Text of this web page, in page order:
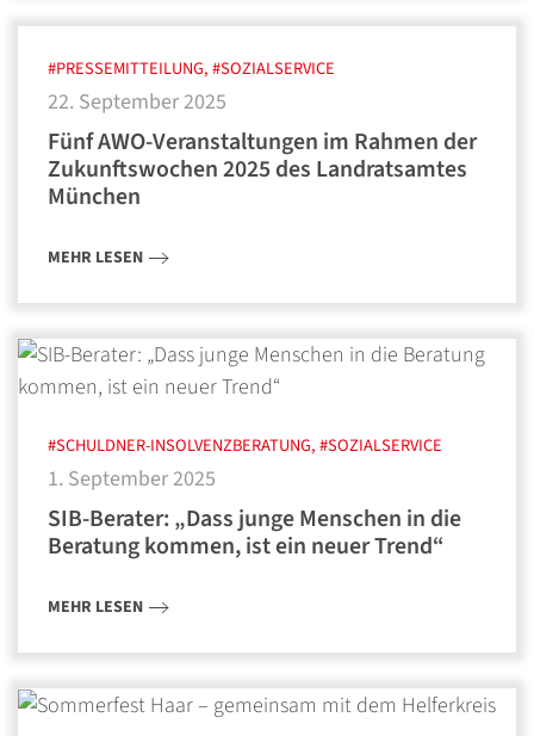
#PRESSEMITTEILUNG, #SOZIALSERVICE
22. September 2025
Fünf AWO-Veranstaltungen im Rahmen der
Zukunftswochen 2025 des Landratsamtes
München
MEHR LESEN
#SCHULDNER-INSOLVENZBERATUNG, #SOZIALSERVICE
1. September 2025
SIB-Berater: „Dass junge Menschen in die
Beratung kommen, ist ein neuer Trend“
MEHR LESEN